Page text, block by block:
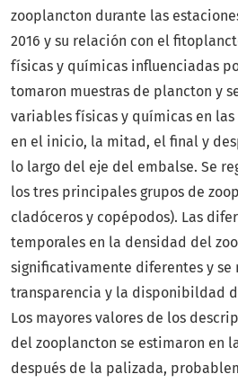
zooplancton durante las
2016 y su relación con el
físicas y químicas influenciadas
tomaron muestras de plancton y
variables físicas y químicas en las
en el inicio, la mitad, el final y
lo largo del eje del embalse. Se
los tres principales grupos de
cladóceros y copépodos). Las
temporales en la densidad del
significativamente diferentes y se
transparencia y la disponibildad
Los mayores valores de los
del zooplancton se estimaron en
después de la palizada,